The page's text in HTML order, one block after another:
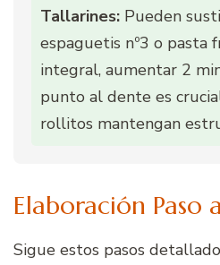
Tallarines: Pueden
espaguetis nº3 o pasta
integral, aumentar 2
punto al dente es
rollitos mantengan
Elaboración Paso
Sigue estos pasos